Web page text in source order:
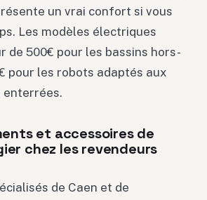
un vrai confort si vous
Les modèles électriques
de 500€ pour les bassins hors-
pour les robots adaptés aux
enterrées.
et accessoires de
chez les revendeurs
de Caen et de